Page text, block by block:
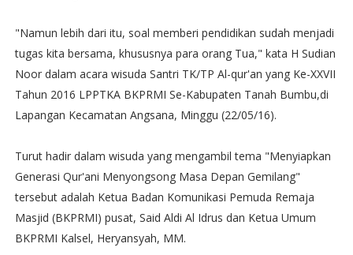
"Namun lebih dari itu, soal memberi pendidikan sudah menjadi
tugas kita bersama, khususnya para orang Tua," kata H Sudian
Noor dalam acara wisuda Santri TK/TP Al-qur'an yang Ke-XXVII
Tahun 2016 LPPTKA BKPRMI Se-Kabupaten Tanah Bumbu,di
Lapangan Kecamatan Angsana, Minggu (22/05/16).
Turut hadir dalam wisuda yang mengambil tema "Menyiapkan
Generasi Qur'ani Menyongsong Masa Depan Gemilang"
tersebut adalah Ketua Badan Komunikasi Pemuda Remaja
Masjid (BKPRMI) pusat, Said Aldi Al Idrus dan Ketua Umum
BKPRMI Kalsel, Heryansyah, MM.